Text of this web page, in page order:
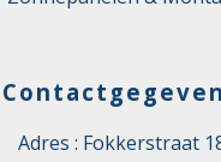
Adres : Fokkerstraat